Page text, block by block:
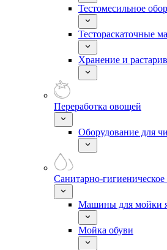
Тестомесильное
Тестораскаточные
Хранение и
Переработка овощей
Оборудование для
Санитарно-
Машины для мойки
Мойка обуви